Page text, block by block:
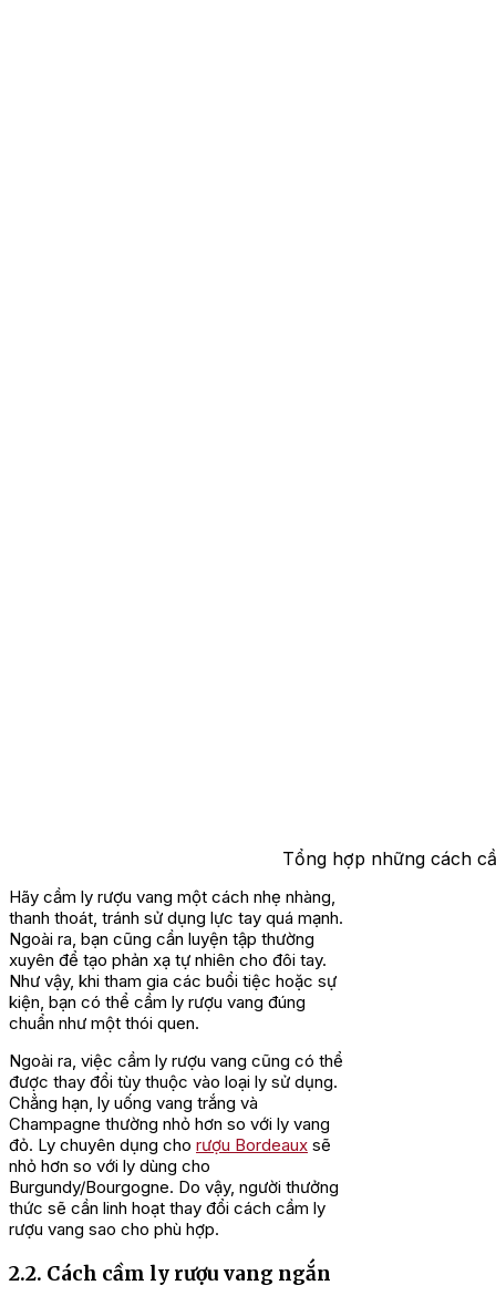
Tổng hợp những cách
Hãy cầm ly rượu vang một cách nhẹ nhàng,
thanh thoát, tránh sử dụng lực tay quá mạnh.
Ngoài ra, bạn cũng cần luyện tập thường
xuyên để tạo phản xạ tự nhiên cho đôi tay.
Như vậy, khi tham gia các buổi tiệc hoặc sự
kiện, bạn có thể cầm ly rượu vang đúng
chuẩn như một thói quen.
Ngoài ra, việc cầm ly rượu vang cũng có thể
được thay đổi tùy thuộc vào loại ly sử dụng.
Chẳng hạn, ly uống vang trắng và
Champagne thường nhỏ hơn so với ly vang
đỏ. Ly chuyên dụng cho rượu Bordeaux sẽ
nhỏ hơn so với ly dùng cho
Burgundy/Bourgogne. Do vậy, người thưởng
thức sẽ cần linh hoạt thay đổi cách cầm ly
rượu vang sao cho phù hợp.
2.2. Cách cầm ly rượu vang ngắn